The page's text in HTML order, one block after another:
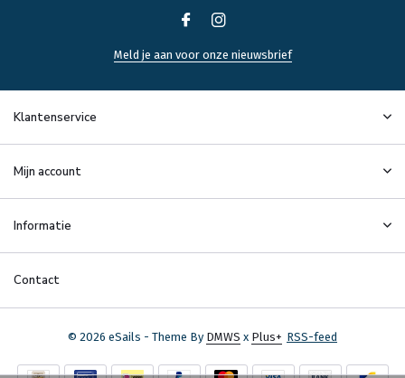
Meld je aan voor onze nieuwsbrief
Klantenservice
Mijn account
Informatie
Contact
© 2026 eSails - Theme By DMWS x Plus+ RSS-feed